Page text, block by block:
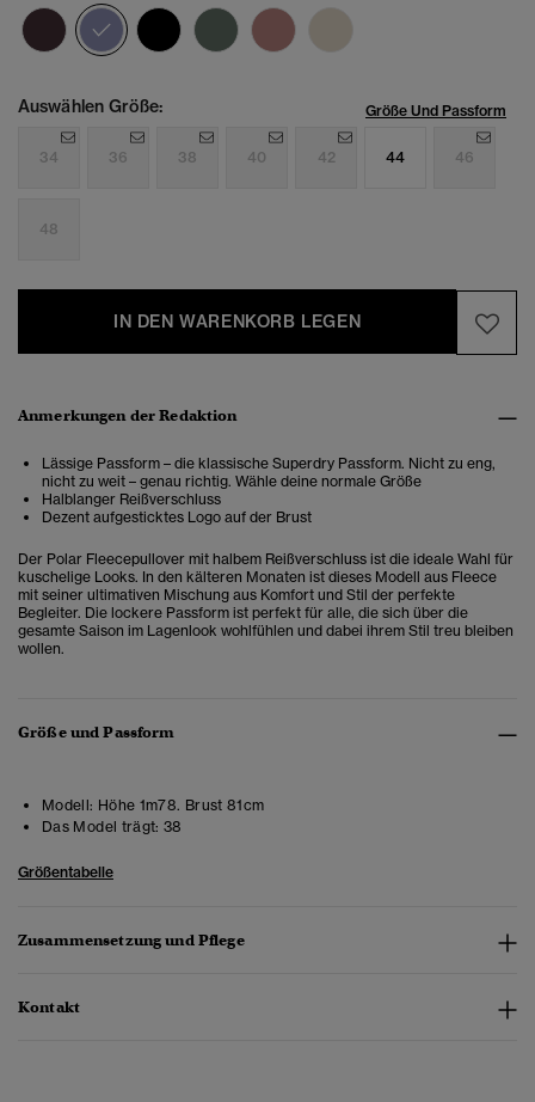
Ausgewählt
Auswählen Größe: Größe Und Passform
34 36 38 40 42 44 46
48
IN DEN WARENKORB LEGEN
Anmerkungen der Redaktion
Lässige Passform – die klassische Superdry Passform. Nicht zu eng,
nicht zu weit – genau richtig. Wähle deine normale Größe
Halblanger Reißverschluss
Dezent aufgesticktes Logo auf der Brust
Der Polar Fleecepullover mit halbem Reißverschluss ist die ideale Wahl für
kuschelige Looks. In den kälteren Monaten ist dieses Modell aus Fleece
mit seiner ultimativen Mischung aus Komfort und Stil der perfekte
Begleiter. Die lockere Passform ist perfekt für alle, die sich über die
gesamte Saison im Lagenlook wohlfühlen und dabei ihrem Stil treu bleiben
wollen.
Größe und Passform
Modell: Höhe 1m78. Brust 81cm
Das Model trägt: 38
Größentabelle
Zusammensetzung und Pflege
Kontakt